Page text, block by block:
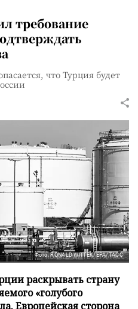
требование
что Турция будет
Фото: RONALD WITTEK/EPA/ТАСС
раскрывать страну
«голубого
Европейская сторона